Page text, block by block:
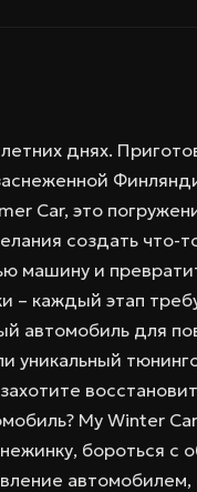
днях.
Car, это
создать что-
машину и
– каждый этап
автомобиль для
уникальный
My Winter
бороться